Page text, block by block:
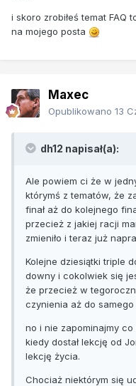
i skoro zrobiłeś temat FAQ
na mojego posta
Maxec
Opublikowano 13
dh12 napisał(a):
Ale powiem ci że w
którymś z tematów, że
finał aż do kolejnego
przecież z jakiej racji
zmieniło i teraz już
Kolejne dziesiątki triple
downy i cokolwiek się
że przecież w
czynienia aż do samego
no i nie zapominajmy co
kiedy dostał lekcję od
lekcję życia.
Chociaż niektórym się